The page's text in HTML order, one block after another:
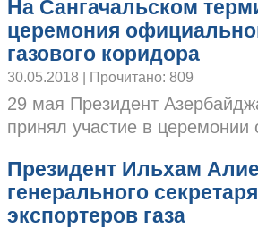
На Сангачальском
церемония
газового коридора
30.05.2018 | Прочитано: 809
29 мая Президент
принял участие в
Президент Ильхам
генерального
экспортеров газа